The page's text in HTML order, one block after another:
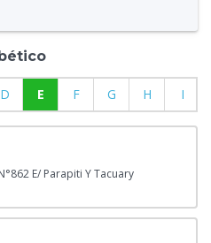
D E F G H I
E/ Parapiti Y Tacuary